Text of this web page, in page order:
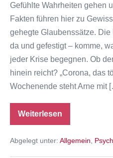
Gefühlte Wahrheiten gehen
Fakten führen hier zu
gehegte Glaubenssätze.
da und gefestigt – komme,
jeder Krise begegnen. Ob
hinein reicht? „Corona, das
Wochenende steht Arne mit
Weiterlesen
Gefühlte
Wahrheit:
neuartige
Abgelegt unter: Allgemein